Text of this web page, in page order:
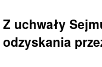
Z uchwały
odzyskania